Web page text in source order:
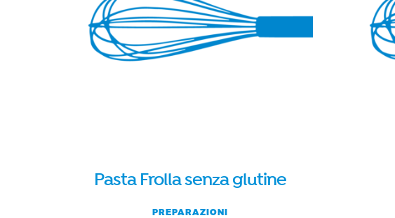
Pasta Frolla senza glutine
PREPARAZIONI